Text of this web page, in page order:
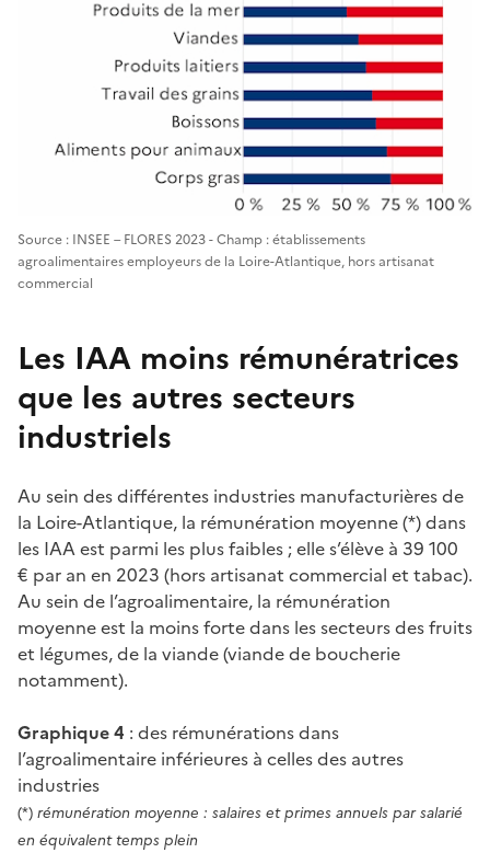
Source : INSEE – FLORES 2023 - Champ : établissements
agroalimentaires employeurs de la Loire-Atlantique, hors artisanat
commercial
Les IAA moins rémunératrices
que les autres secteurs
industriels
Au sein des différentes industries manufacturières de
la Loire-Atlantique, la rémunération moyenne (*) dans
les IAA est parmi les plus faibles ; elle s’élève à 39 100
€ par an en 2023 (hors artisanat commercial et tabac).
Au sein de l’agroalimentaire, la rémunération
moyenne est la moins forte dans les secteurs des fruits
et légumes, de la viande (viande de boucherie
notamment).
Graphique 4 : des rémunérations dans
l’agroalimentaire inférieures à celles des autres
industries
(*) rémunération moyenne : salaires et primes annuels par salarié
en équivalent temps plein